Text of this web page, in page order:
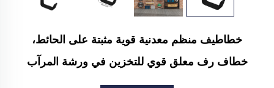
خطاطيف منظم معدنية قوية مثبتة على الحائط،
خطاف رف معلق قوي للتخزين في ورشة المرآب